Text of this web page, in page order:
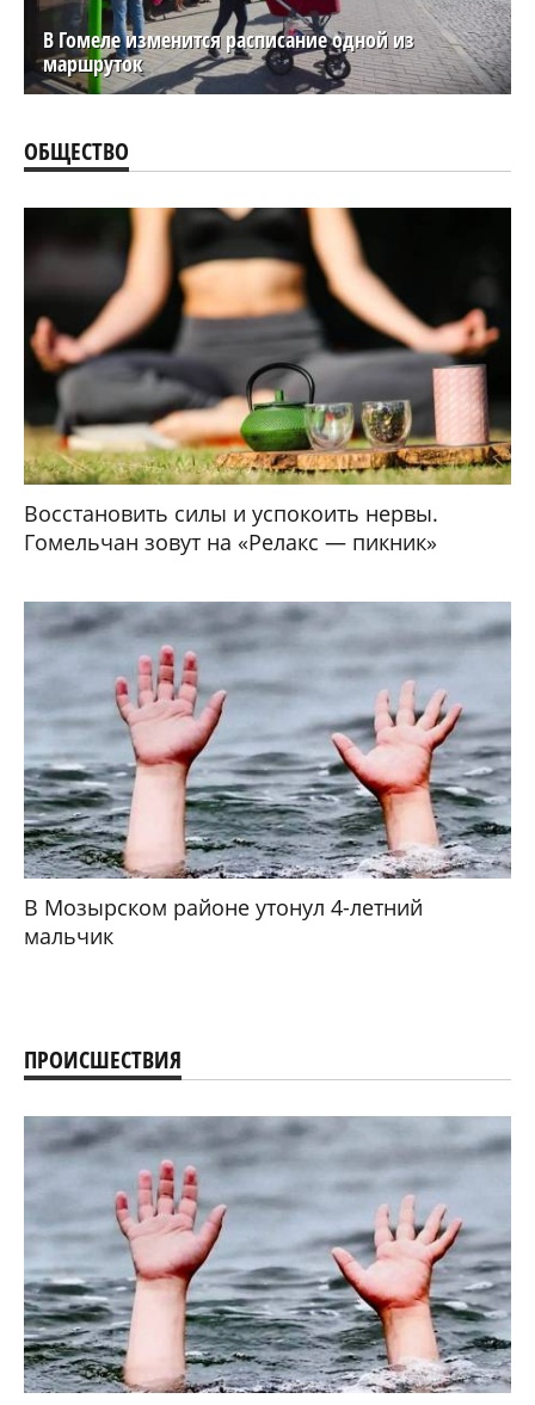
В Гомеле изменится расписание одной из
маршруток
ОБЩЕСТВО
Восстановить силы и успокоить нервы.
Гомельчан зовут на «Релакс — пикник»
В Мозырском районе утонул 4-летний
мальчик
ПРОИСШЕСТВИЯ